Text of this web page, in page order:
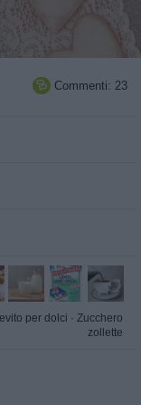
 Commenti: 23
per dolci · Zucchero
zollette